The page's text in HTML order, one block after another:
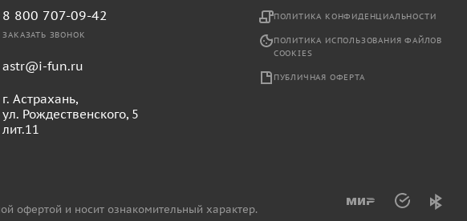
8 800 707-09-42
ЗАКАЗАТЬ ЗВОНОК
astr@i-fun.ru
г. Астрахань,
ул. Рождественского, 5
лит.11
ПОЛИТИКА КОНФИДЕНЦИАЛЬНОСТИ
ПОЛИТИКА ИСПОЛЬЗОВАНИЯ ФАЙЛОВ
COOKIES
ПУБЛИЧНАЯ ОФЕРТА
офертой и носит ознакомительный характер.